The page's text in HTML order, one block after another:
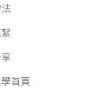
首頁